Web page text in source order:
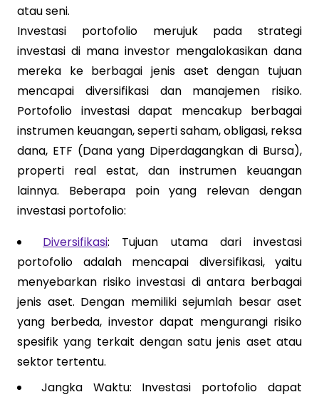
atau seni.
Investasi portofolio merujuk pada strategi
investasi di mana investor mengalokasikan dana
mereka ke berbagai jenis aset dengan tujuan
mencapai diversifikasi dan manajemen risiko.
Portofolio investasi dapat mencakup berbagai
instrumen keuangan, seperti saham, obligasi, reksa
dana, ETF (Dana yang Diperdagangkan di Bursa),
properti real estat, dan instrumen keuangan
lainnya. Beberapa poin yang relevan dengan
investasi portofolio:
Diversifikasi: Tujuan utama dari investasi
portofolio adalah mencapai diversifikasi, yaitu
menyebarkan risiko investasi di antara berbagai
jenis aset. Dengan memiliki sejumlah besar aset
yang berbeda, investor dapat mengurangi risiko
spesifik yang terkait dengan satu jenis aset atau
sektor tertentu.
Jangka Waktu: Investasi portofolio dapat